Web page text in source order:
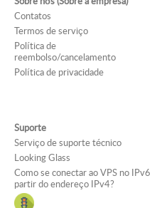
oferecemos a capacidade de
desnecessária.
5. Assim que o pagamento for
de controle e configurações do
Após o pagamento bem-
VPS com a configuração
dias por semana,
no processo de compra e
Contatos
Termos de serviço
Política de
reembolso/cancelamento
Política de privacidade
Suporte
Serviço de suporte técnico
Looking Glass
Como se conectar ao VPS no IPv6
partir do endereço IPv4?